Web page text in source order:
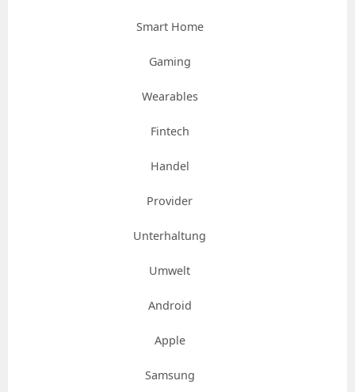
Smart Home
Gaming
Wearables
Fintech
Handel
Provider
Unterhaltung
Umwelt
Android
Apple
Samsung